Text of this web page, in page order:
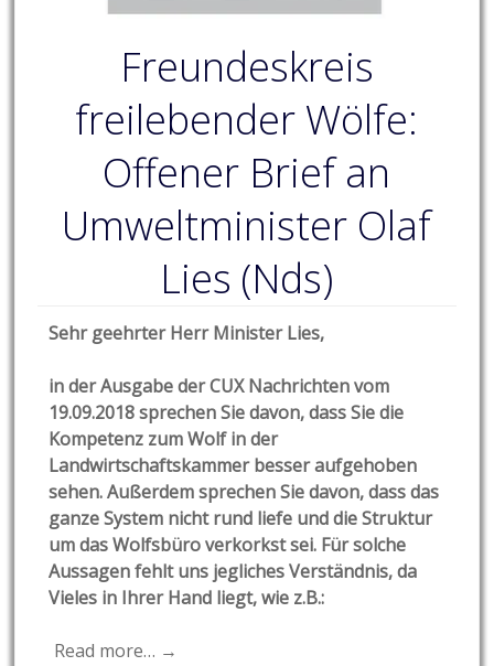
Freundeskreis
freilebender Wölfe:
Offener Brief an
Umweltminister Olaf
Lies (Nds)
Sehr geehrter Herr Minister Lies,
in der Ausgabe der CUX Nachrichten vom
19.09.2018 sprechen Sie davon, dass Sie die
Kompetenz zum Wolf in der
Landwirtschaftskammer besser aufgehoben
sehen. Außerdem sprechen Sie davon, dass das
ganze System nicht rund liefe und die Struktur
um das Wolfsbüro verkorkst sei. Für solche
Aussagen fehlt uns jegliches Verständnis, da
Vieles in Ihrer Hand liegt, wie z.B.:
Read more… →